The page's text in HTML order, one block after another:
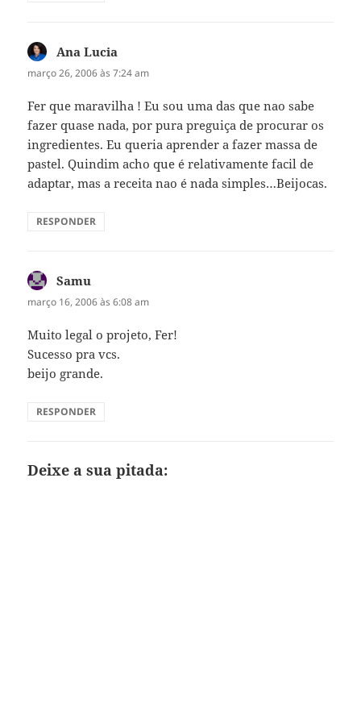
Ana Lucia
março 26, 2006 às 7:24 am
Fer que maravilha ! Eu sou uma das que nao sabe
fazer quase nada, por pura preguiça de procurar os
ingredientes. Eu queria aprender a fazer massa de
pastel. Quindim acho que é relativamente facil de
adaptar, mas a receita nao é nada simples…Beijocas.
RESPONDER
Samu
março 16, 2006 às 6:08 am
Muito legal o projeto, Fer!
Sucesso pra vcs.
beijo grande.
RESPONDER
Deixe a sua pitada: